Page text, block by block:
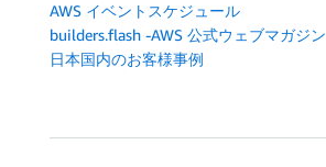
AWS イベントスケジュール
builders.flash -AWS 公式ウェブマガジン
日本国内のお客様事例